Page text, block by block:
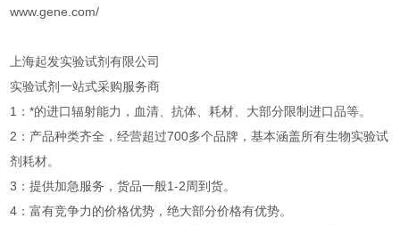
www.gene.com/
上海起发实验试剂有限公司
实验试剂一站式采购服务商
1：*的进口辐射能力，血清、抗体、耗材、大部分限制进口品等。
2：产品种类齐全，经营超过700多个品牌，基本涵盖所有生物实验试
剂耗材。
3：提供加急服务，货品一般1-2周到货。
4：富有竞争力的价格优势，绝大部分价格有优势。